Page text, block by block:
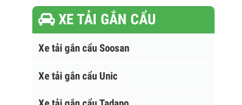
Thiết bị Khách sạn, tòa nhà
XE TẢI GẮN CẨU
Xe tải gắn cẩu Soosan